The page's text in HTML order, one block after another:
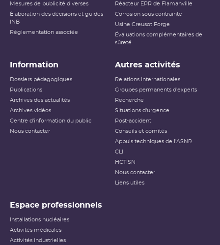
Mesures de publicité diverses
Élaboration des décisions et guides
INB
Réglementation associée
Réacteur EPR de Flamanville
Corrosion sous contrainte
Usine Creusot Forge
Évaluations complémentaires de
sûreté
Information
Dossiers pédagogiques
Publications
Archives des actualités
Archives vidéos
Centre d'information du public
Nous contacter
Autres activités
Relations internationales
Groupes permanents d'experts
Recherche
Situations d'urgence
Post-accident
Conseils et comités
Appuis techniques de l'ASNR
CLI
HCTISN
Nous contacter
Liens utiles
Espace professionnels
Installations nucléaires
Activités médicales
Activités industrielles